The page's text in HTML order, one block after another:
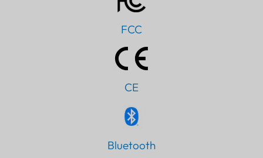
FCC
CE
Bluetooth